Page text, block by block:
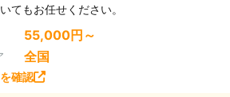
てもお任せください。
55,000円～
全国
確認